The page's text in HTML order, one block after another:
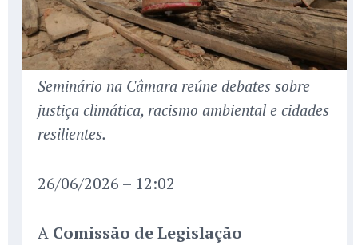
Seminário na Câmara reúne debates sobre
justiça climática, racismo ambiental e cidades
resilientes.
26/06/2026 – 12:02
A Comissão de Legislação